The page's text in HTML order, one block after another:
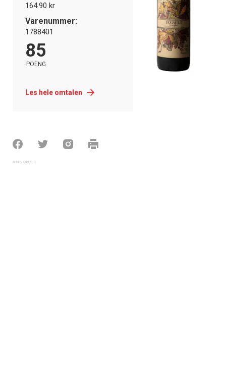
164.90 kr
Varenummer:
1788401
85
POENG
Les hele omtalen